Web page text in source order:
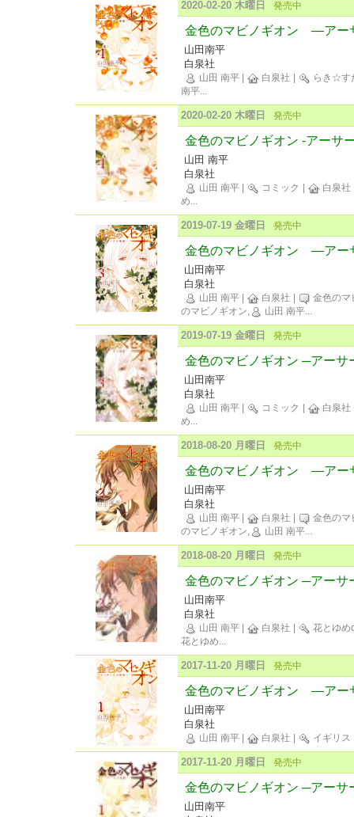
2020-02-20 木曜日 発売中
金色のマビノギオン ―ア
山田南平
白泉社
山田 南平 白泉社
らき☆す
南平...
2020-02-20 木曜日 発売中
金色のマビノギオン -アーサ
山田 南平
白泉社
山田 南平 コミック 白泉社
め...
2019-07-19 金曜日 発売中
金色のマビノギオン ―ア
山田南平
白泉社
山田 南平 白泉社
金色のマ
のマビノギオン,
山田 南平...
2019-07-19 金曜日 発売中
金色のマビノギオン ─アーサ
山田南平
白泉社
山田 南平 コミック 白泉社
め...
2018-08-20 月曜日 発売中
金色のマビノギオン ―ア
山田南平
白泉社
山田 南平 白泉社
金色のマ
のマビノギオン,
山田 南平...
2018-08-20 月曜日 発売中
金色のマビノギオン ─アーサ
山田南平
白泉社
山田 南平 白泉社
花とゆめ
花とゆめ...
2017-11-20 月曜日 発売中
金色のマビノギオン ―ア
山田南平
白泉社
山田 南平 白泉社 イギリス
2017-11-20 月曜日 発売中
金色のマビノギオン ─アーサ
山田南平